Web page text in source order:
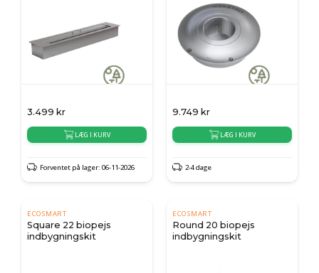
3.499 kr
LÆG I KURV
Forventet på lager: 06-11-2026
9.749 kr
LÆG I KURV
2-4 dage
ECOSMART
Square 22 biopejs
indbygningskit
ECOSMART
Round 20 biopejs
indbygningskit